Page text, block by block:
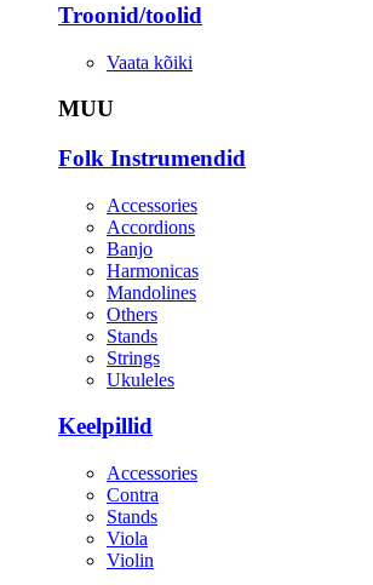
Troonid/toolid
Vaata kõiki
MUU
Folk Instrumendid
Accessories
Accordions
Banjo
Harmonicas
Mandolines
Others
Stands
Strings
Ukuleles
Keelpillid
Accessories
Contra
Stands
Viola
Violin